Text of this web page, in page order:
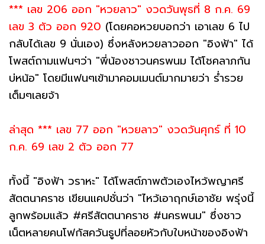
*** เลข 206 ออก "หวยลาว" งวดวันพุธที่ 8 ก.ค. 69
เลข 3 ตัว ออก 920 (โดยคอหวยบอกว่า เอาเลข 6 ไป
กลับได้เลข 9 นั่นเอง) ซึ่งหลังหวยลาวออก "อิงฟ้า" ได้
โพสต์ถามแฟนๆว่า "พี่น้องชาวนครพนม ได้โชคลาภกัน
บ่หน้อ" โดยมีแฟนๆเข้ามาคอมเมนต์มากมายว่า ร่ำรวย
เต็มๆเลยจ้า
ล่าสุด *** เลข 77 ออก "หวยลาว" งวดวันศุกร์ ที่ 10
ก.ค. 69 เลข 2 ตัว ออก 77
ทั้งนี้ "อิงฟ้า วราหะ" ได้โพสต์ภาพตัวเองไหว้พญาศรี
สัตตนาคราช เขียนแคปชั่นว่า "ไหว้เอาฤกษ์เอาชัย พรุ่งนี้
ลูกพร้อมแล้ว #ศรีสัตตนาคราช #นครพนม" ซึ่งชาว
เน็ตหลายคนโฟกัสควันธูปที่ลอยหัวกับใบหน้าของอิงฟ้า